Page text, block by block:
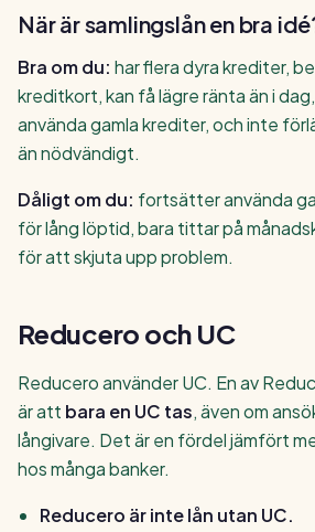
När är samlingslån en bra
Bra om du: har flera dyra krediter,
kreditkort, kan få lägre ränta än i
använda gamla krediter, och inte
än nödvändigt.
Dåligt om du: fortsätter använda
för lång löptid, bara tittar på
för att skjuta upp problem.
Reducero och UC
Reducero använder UC. En av
är att bara en UC tas, även om
långivare. Det är en fördel jämfört
hos många banker.
Reducero är inte lån utan UC.